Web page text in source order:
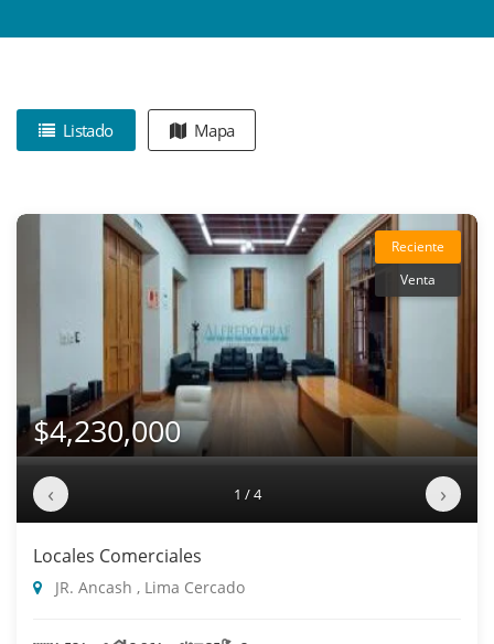
Listado Mapa
Reciente
Venta
$4,230,000
‹ 1 / 4 ›
Locales Comerciales
JR. Ancash , Lima Cercado